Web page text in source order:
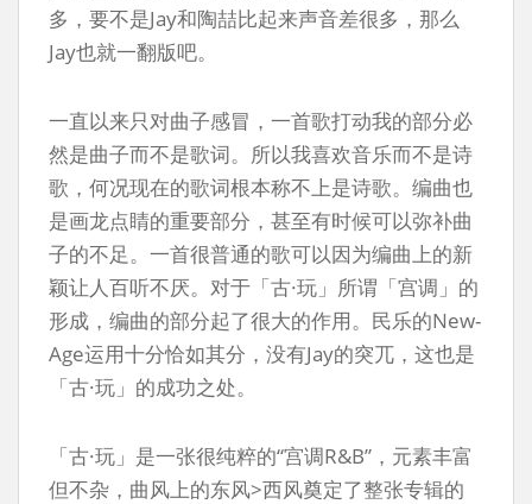
多，要不是Jay和陶喆比起来声音差很多，那么
Jay也就一翻版吧。
一直以来只对曲子感冒，一首歌打动我的部分必
然是曲子而不是歌词。所以我喜欢音乐而不是诗
歌，何况现在的歌词根本称不上是诗歌。编曲也
是画龙点睛的重要部分，甚至有时候可以弥补曲
子的不足。一首很普通的歌可以因为编曲上的新
颖让人百听不厌。对于「古·玩」所谓「宫调」的
形成，编曲的部分起了很大的作用。民乐的New-
Age运用十分恰如其分，没有Jay的突兀，这也是
「古·玩」的成功之处。
「古·玩」是一张很纯粹的“宫调R&B”，元素丰富
但不杂，曲风上的东风>西风奠定了整张专辑的